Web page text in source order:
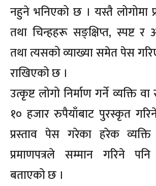
नहुने भनिएको छ । यस्तै लोगोमा
तथा चिन्हहरू सङ्क्षिप्त, स्पष्ट
तथा त्यसको व्याख्या समेत पेस
राखिएको छ ।
उत्कृष्ट लोगो निर्माण गर्ने व्यक्ति
१० हजार रुपैयाँबाट पुरस्कृत
प्रस्ताव पेस गरेका हरेक
प्रमाणपत्रले सम्मान गरिने
बताएको छ ।